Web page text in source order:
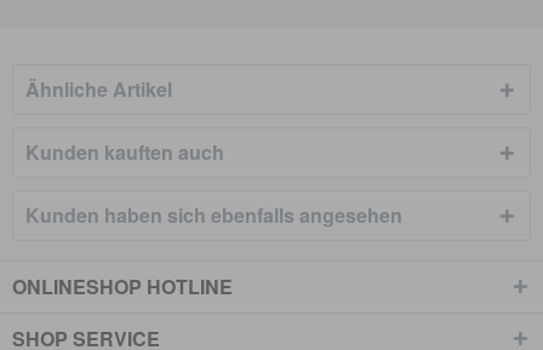
Ähnliche Artikel
Kunden kauften auch
Kunden haben sich ebenfalls angesehen
ONLINESHOP HOTLINE
SHOP SERVICE